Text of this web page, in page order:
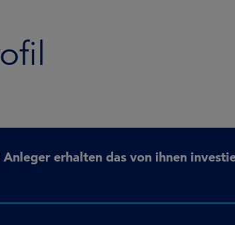
erhalten das von ihnen